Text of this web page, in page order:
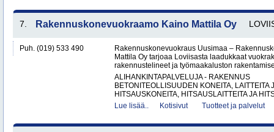
7. Rakennuskonevuokraamo Kaino Mattila Oy
Puh. (019) 533 490
Rakennuskonevuokraus Uusimaa –
Mattila Oy tarjoaa Loviisasta laadukkaat
rakennustelineet ja työmaakaluston
ALIHANKINTAPALVELUJA - RAKENNUS
BETONITEOLLISUUDEN KONEITA, LAITTEITA
HITSAUSKONEITA, HITSAUSLAITTEITA JA
Lue lisää..
Kotisivut Tuotteet ja palvelut